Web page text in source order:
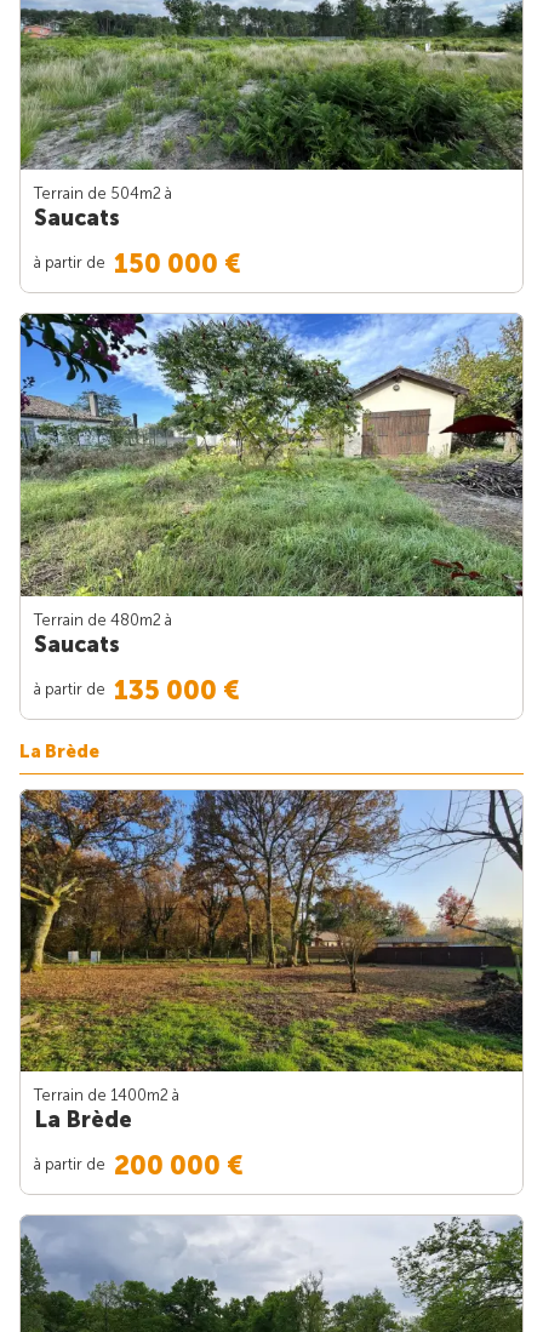
Terrain de 504m2 à
Saucats
à partir de 150 000 €
Terrain de 480m2 à
Saucats
à partir de 135 000 €
La Brède
Terrain de 1400m2 à
La Brède
à partir de 200 000 €